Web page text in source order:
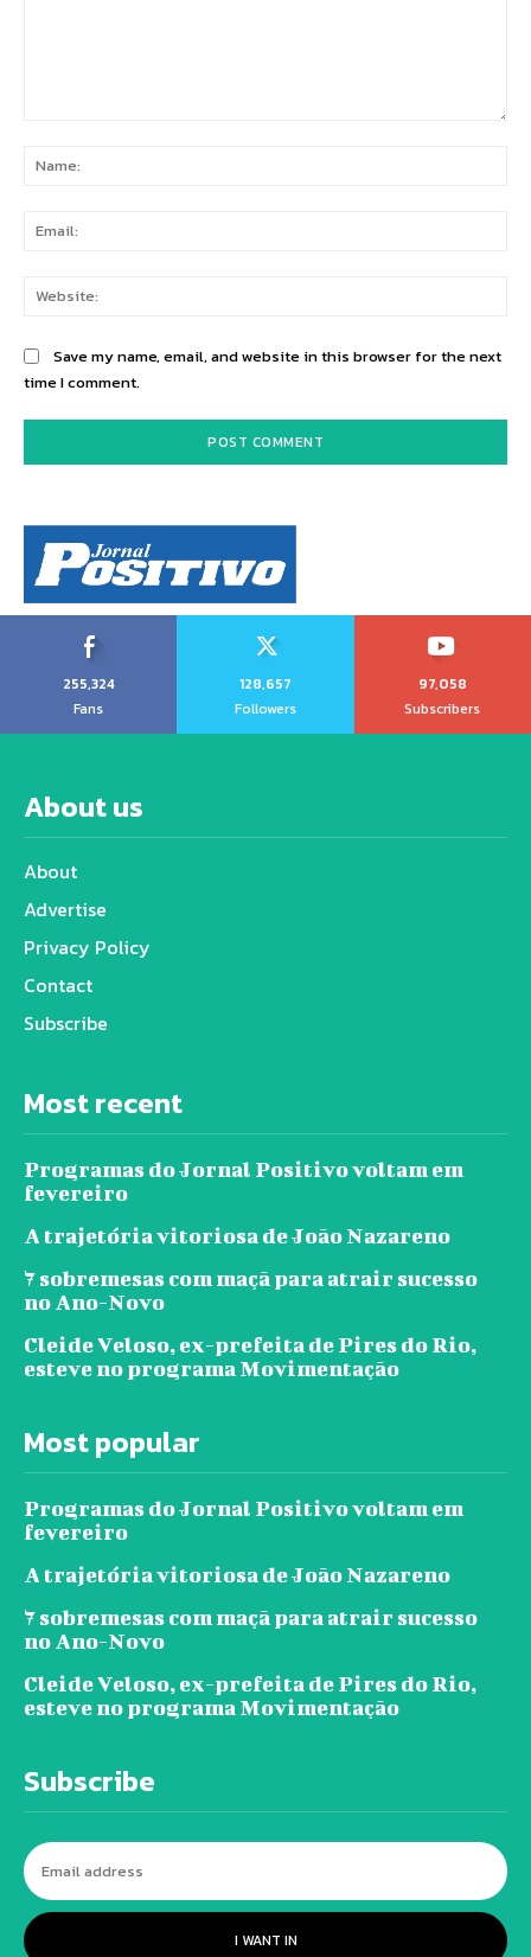
Save my name, email, and website in this browser for the next
time I comment.
255,324
Fans
128,657
Followers
97,058
Subscribers
About us
About
Advertise
Privacy Policy
Contact
Subscribe
Most recent
Programas do Jornal Positivo voltam em
fevereiro
A trajetória vitoriosa de João Nazareno
7 sobremesas com maçã para atrair sucesso
no Ano-Novo
Cleide Veloso, ex-prefeita de Pires do Rio,
esteve no programa Movimentação
Most popular
Programas do Jornal Positivo voltam em
fevereiro
A trajetória vitoriosa de João Nazareno
7 sobremesas com maçã para atrair sucesso
no Ano-Novo
Cleide Veloso, ex-prefeita de Pires do Rio,
esteve no programa Movimentação
Subscribe
I WANT IN